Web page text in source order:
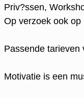
Priv?ssen,
Op verzoek ook op
Passende tarieven
Motivatie is een